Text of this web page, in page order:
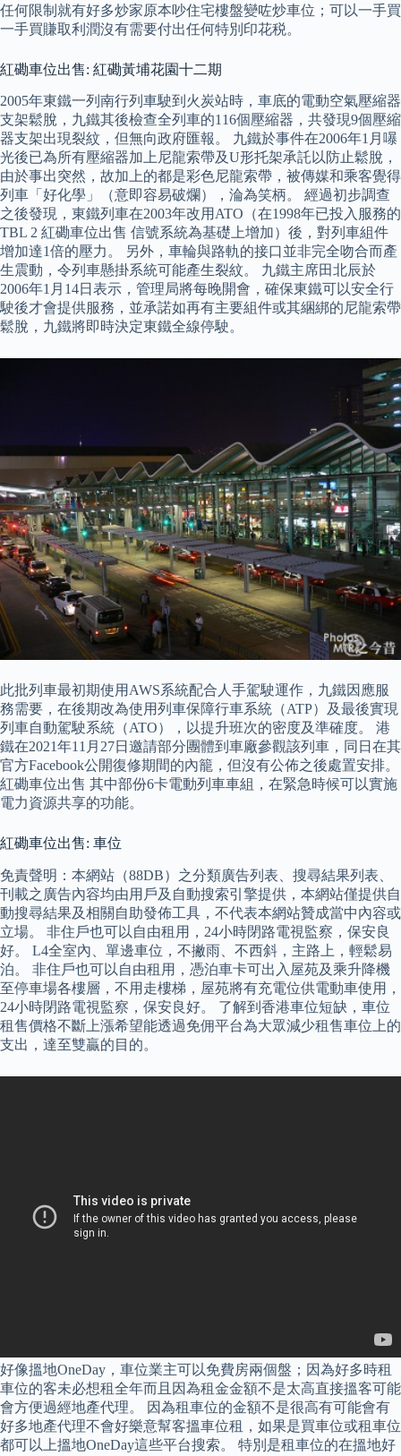
任何限制就有好多炒家原本吵住宅樓盤變咗炒車位；可以一手買
一手買賺取利潤沒有需要付出任何特別印花税。
紅磡車位出售: 紅磡黃埔花園十二期
2005年東鐵一列南行列車駛到火炭站時，車底的電動空氣壓縮器
支架鬆脫，九鐵其後檢查全列車的116個壓縮器，共發現9個壓縮
器支架出現裂紋，但無向政府匯報。 九鐵於事件在2006年1月嚗
光後已為所有壓縮器加上尼龍索帶及U形托架承託以防止鬆脫，
由於事出突然，故加上的都是彩色尼龍索帶，被傳媒和乘客覺得
列車「好化學」（意即容易破爛），淪為笑柄。 經過初步調查
之後發現，東鐵列車在2003年改用ATO（在1998年已投入服務的
TBL 2 紅磡車位出售 信號系統為基礎上增加）後，對列車組件
增加達1倍的壓力。 另外，車輪與路軌的接口並非完全吻合而產
生震動，令列車懸掛系統可能產生裂紋。 九鐵主席田北辰於
2006年1月14日表示，管理局將每晚開會，確保東鐵可以安全行
駛後才會提供服務，並承諾如再有主要組件或其綑綁的尼龍索帶
鬆脫，九鐵將即時決定東鐵全線停駛。
此批列車最初期使用AWS系統配合人手駕駛運作，九鐵因應服
務需要，在後期改為使用列車保障行車系統（ATP）及最後實現
列車自動駕駛系統（ATO），以提升班次的密度及準確度。 港
鐵在2021年11月27日邀請部分團體到車廠參觀該列車，同日在其
官方Facebook公開復修期間的內籠，但沒有公佈之後處置安排。
紅磡車位出售 其中部份6卡電動列車車組，在緊急時候可以實施
電力資源共享的功能。
紅磡車位出售: 車位
免責聲明：本網站（88DB）之分類廣告列表、搜尋結果列表、
刊載之廣告內容均由用戶及自動搜索引擎提供，本網站僅提供自
動搜尋結果及相關自助發佈工具，不代表本網站贊成當中內容或
立場。 非住戶也可以自由租用，24小時閉路電視監察，保安良
好。 L4全室內、單邊車位，不撇雨、不西斜，主路上，輕鬆易
泊。 非住戶也可以自由租用，憑泊車卡可出入屋苑及乘升降機
至停車場各樓層，不用走樓梯，屋苑將有充電位供電動車使用，
24小時閉路電視監察，保安良好。 了解到香港車位短缺，車位
租售價格不斷上漲希望能透過免佣平台為大眾減少租售車位上的
支出，達至雙贏的目的。
好像搵地OneDay，車位業主可以免費房兩個盤；因為好多時租
車位的客未必想租全年而且因為租金金額不是太高直接搵客可能
會方便過經地產代理。 因為租車位的金額不是很高有可能會有
好多地產代理不會好樂意幫客搵車位租，如果是買車位或租車位
都可以上搵地OneDay這些平台搜索。 特別是租車位的在搵地好